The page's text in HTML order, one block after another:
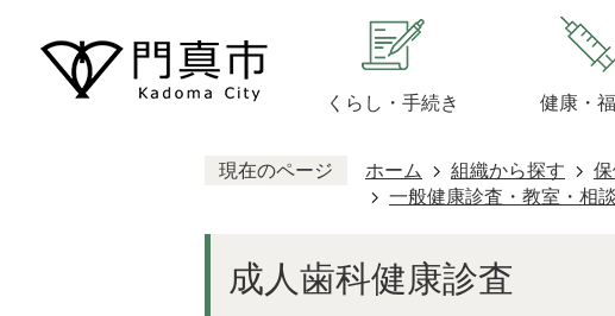
くらし・手続き 健康・
現在のページ ホーム 組織から探す
一般健康診査・教室・相談
成人歯科健康診査